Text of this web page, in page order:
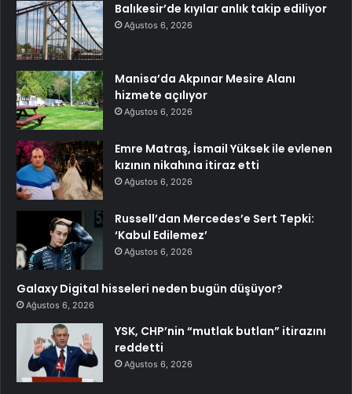
Balıkesir’de kıyılar anlık takip ediliyor
Ağustos 6, 2026
Manisa’da Akpınar Mesire Alanı
hizmete açılıyor
Ağustos 6, 2026
Emre Matraş, İsmail Yüksek ile evlenen
kızının nikahına itiraz etti
Ağustos 6, 2026
Russell’dan Mercedes’e Sert Tepki:
‘Kabul Edilemez’
Ağustos 6, 2026
Galaxy Digital hisseleri neden bugün düşüyor?
Ağustos 6, 2026
YSK, CHP’nin “mutlak butlan” itirazını
reddetti
Ağustos 6, 2026